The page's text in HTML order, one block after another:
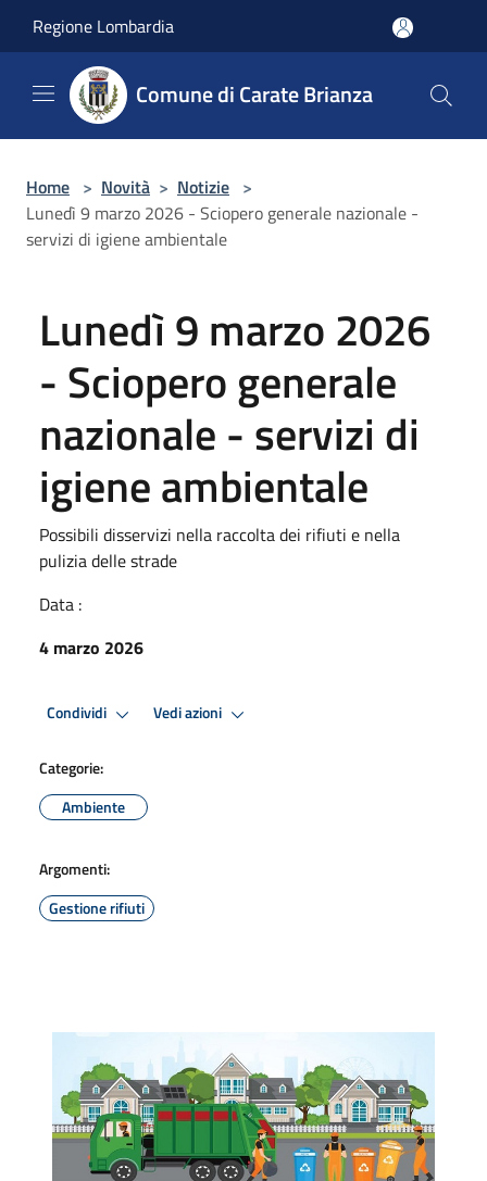
Regione Lombardia
Comune di Carate Brianza
Home > Novità > Notizie >
Lunedì 9 marzo 2026 - Sciopero generale nazionale -
servizi di igiene ambientale
Lunedì 9 marzo 2026
- Sciopero generale
nazionale - servizi di
igiene ambientale
Possibili disservizi nella raccolta dei rifiuti e nella
pulizia delle strade
Data :
4 marzo 2026
Condividi Vedi azioni
Categorie:
Ambiente
Argomenti:
Gestione rifiuti